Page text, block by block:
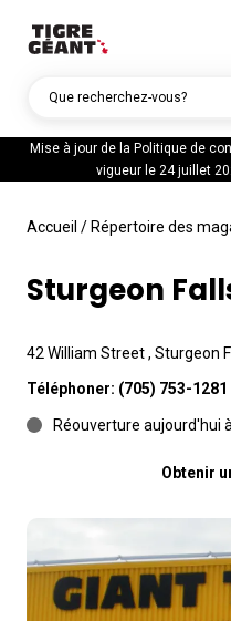
Mise à jour de la Politique de
vigueur le 24 juillet
Que recherchez-vous?
Accueil / Répertoire des
Sturgeon
42 William Street , Sturgeon
Téléphoner: (705) 753-1281
Réouverture aujourd'hui à
Obtenir